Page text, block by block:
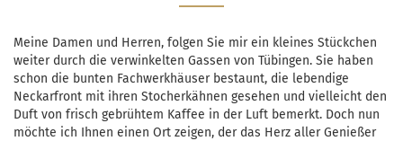
Meine Damen und Herren, folgen Sie mir ein kleines Stückchen
weiter durch die verwinkelten Gassen von Tübingen. Sie haben
schon die bunten Fachwerkhäuser bestaunt, die lebendige
Neckarfront mit ihren Stocherkähnen gesehen und vielleicht den
Duft von frisch gebrühtem Kaffee in der Luft bemerkt. Doch nun
möchte ich Ihnen einen Ort zeigen, der das Herz aller Genießer